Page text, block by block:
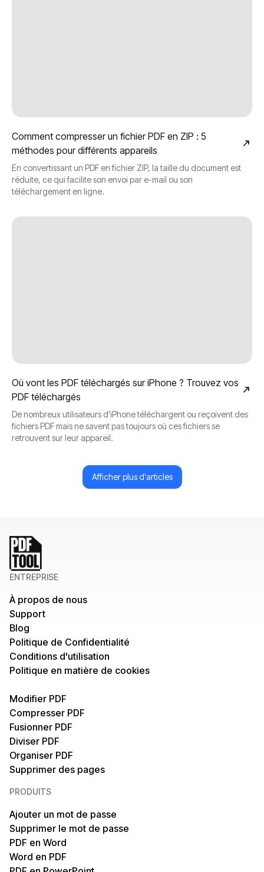
Comment compresser un fichier PDF en ZIP : 5
méthodes pour différents appareils
En convertissant un PDF en fichier ZIP, la taille du document est
réduite, ce qui facilite son envoi par e-mail ou son
téléchargement en ligne.
Où vont les PDF téléchargés sur iPhone ? Trouvez vos
PDF téléchargés
De nombreux utilisateurs d'iPhone téléchargent ou reçoivent des
fichiers PDF mais ne savent pas toujours où ces fichiers se
retrouvent sur leur appareil.
Afficher plus d'articles
Modifier PDF
Compresser PDF
Fusionner PDF
Diviser PDF
Organiser PDF
Supprimer des pages
PRODUITS
Ajouter un mot de passe
Supprimer le mot de passe
PDF en Word
Word en PDF
ENTREPRISE
À propos de nous
Support
Blog
Politique de Confidentialité
Conditions d'utilisation
Politique en matière de cookies